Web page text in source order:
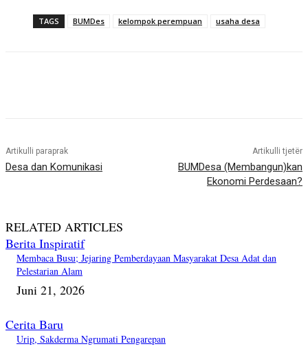
TAGS BUMDes kelompok perempuan usaha desa
Artikulli paraprak
Desa dan Komunikasi
Artikulli tjetër
BUMDesa (Membangun)kan
Ekonomi Perdesaan?
RELATED ARTICLES
Berita Inspiratif
Membaca Busu; Jejaring Pemberdayaan Masyarakat Desa Adat dan
Pelestarian Alam
Juni 21, 2026
Cerita Baru
Urip, Sakderma Ngrumati Pengarepan